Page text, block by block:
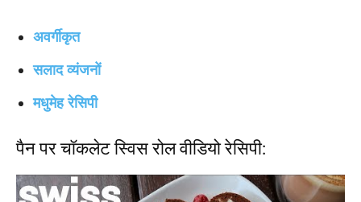
अवर्गीकृत
सलाद व्यंजनों
मधुमेह रेसिपी
पैन पर चॉकलेट स्विस रोल वीडियो रेसिपी: